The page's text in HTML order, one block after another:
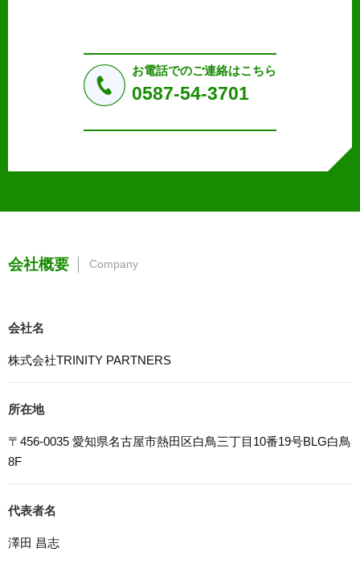
しません。
a.応募者等からのお問い合わせに対応・管理するため
b.本ウェブサイトにおけるサービスの提供・運用のため
3. プライバシー尊重
応募者等の個人情報の取得、利用その他一切の取り扱いに
5. 安全管理措置
応募者等の個人情報を正確かつ最新の内容に保つよう努め
るとともに、不正なアクセス、改ざん、漏えい、滅失及び
6. Cookieについて
本ウェブサイトでは、一部のコンテンツにおいてCookieを
利用しています。 Cookieとは、webコンテンツへのアク
らCookieを無効にすることが可能です。
7. アクセス解析ツールについて
本ウェブサイトでは、Google LLCが提供するアクセス解
お電話でのご連絡はこちら
0587-54-3701
会社概要 Company
会社名
株式会社TRINITY PARTNERS
所在地
〒456-0035 愛知県名古屋市熱田区白鳥三丁目10番19号BLG白鳥
8F
代表者名
澤田 昌志